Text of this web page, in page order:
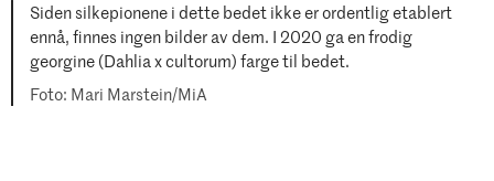
Siden silkepionene i dette bedet ikke er ordentlig etablert
ennå, finnes ingen bilder av dem. I 2020 ga en frodig
georgine (Dahlia x cultorum) farge til bedet.
Mari Marstein/MiA